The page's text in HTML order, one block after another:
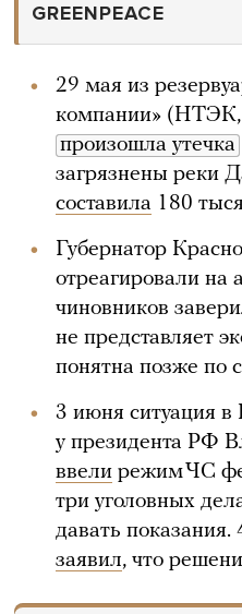
GREENPEACE
29 мая из
компании» (НТЭК,
произошла утечка
загрязнены реки
составила 180
Губернатор
отреагировали на
чиновников
не представляет
понятна позже по
3 июня ситуация в
у президента РФ
ввели режим ЧС
три уголовных
давать
заявил, что